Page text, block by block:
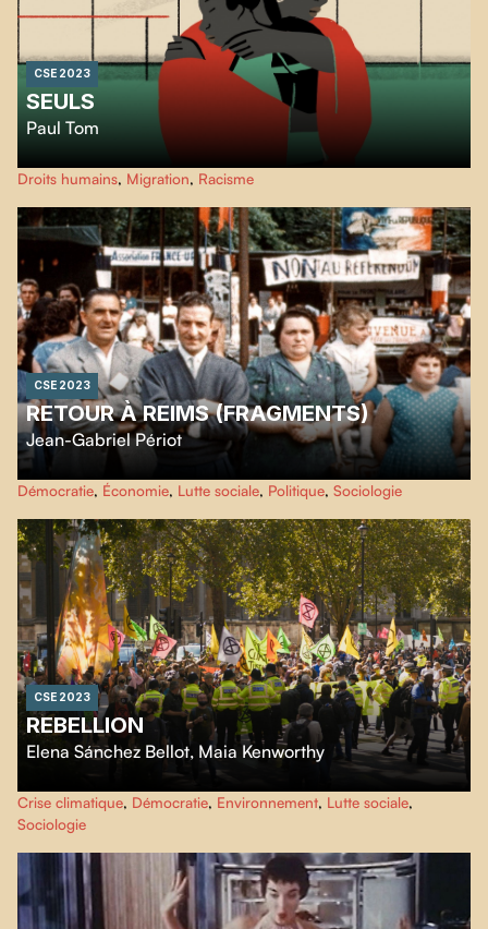
CSE 2023
SEULS
Paul Tom
Chaque année, plus de 400 enfants arrivent seul·e·s, à la frontière
canadienne, pour demander le statut de réfugié·e. Craignant pour leur vie,
Afshin, Alain et Patricia ont quitté leur pays, sans leurs parents, alors qu’ils
et elle n’étaient que des enfants, avec l’espoir d’une vie meilleure au
Canada.
Droits humains, Migration, Racisme
CSE 2023
RETOUR À REIMS (FRAGMENTS)
Jean-Gabriel Périot
À travers l'essai autobiographique du sociologue et philosophe Didier
Eribon, interprété par Adèle Haenel,Retour à Reims (Fragments)
en archives une histoire intime et politique du monde ouvrier français du
début des années 50 à aujourd’hui.
Démocratie, Économie, Lutte sociale, Politique, Sociologie
CSE 2023
REBELLION
Elena Sánchez Bellot, Maia Kenworthy
Rebellionraconte l'arrière-scène de Extinction Rebellion depuis son
lancement en 2018. Avec un accès sans précédent, les cinéastes suivent un
groupe d'allié.e.s improbables et capturent le drame humain des
Crise climatique, Démocratie, Environnement, Lutte sociale,
Sociologie